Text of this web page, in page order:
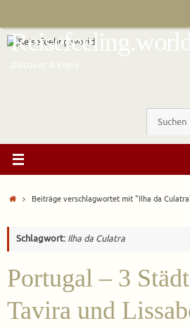
springen
Discover & Enjoy
StartBeiträge verschlagwortet mit "Ilha da
Schlagwort: Ilha da Culatra
Portugal – 3
Tavira und